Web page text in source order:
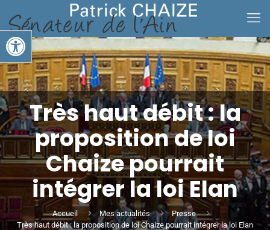
Ouvrir la barre d’outils
Très haut débit : la
proposition de loi
Chaize pourrait
intégrer la loi Elan
Accueil Mes actualités
Presse
Très haut débit : la proposition de loi Chaize pourrait intégrer la loi Elan